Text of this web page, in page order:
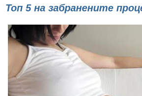
Топ 5 на забранените